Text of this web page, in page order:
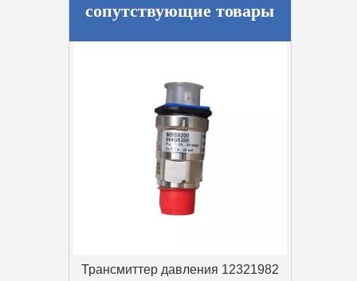
сопутствующие товары
9M-9780: КОЛЕНЧАТЫЙ
ПАТРУБОК Caterpillar